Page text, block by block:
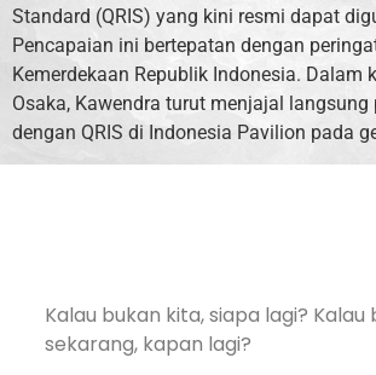
Standard (QRIS) yang kini resmi dapat
Pencapaian ini bertepatan dengan
Kemerdekaan Republik Indonesia. Dalam
Osaka, Kawendra turut menjajal langsung
dengan QRIS di Indonesia Pavilion pada
Kalau bukan kita, siapa lagi? Kalau
sekarang, kapan lagi?